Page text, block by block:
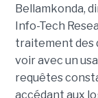
Bellamkonda,
Info-Tech
traitement des
voir avec un
requêtes
accédant aux